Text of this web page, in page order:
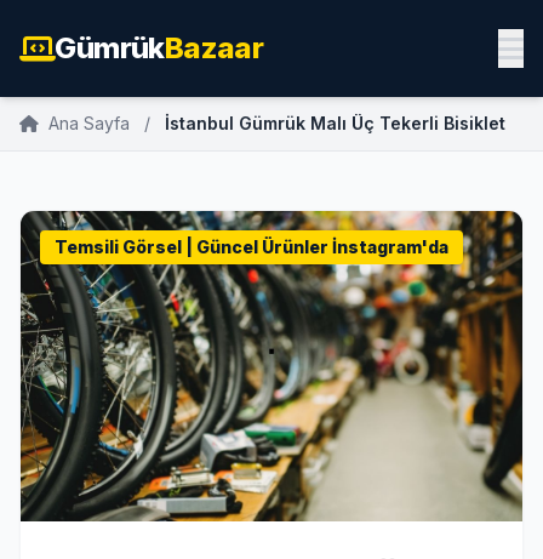
GümrükBazaar
Ana Sayfa / İstanbul Gümrük Malı Üç Tekerli Bisiklet
Temsili Görsel | Güncel Ürünler İnstagram'da